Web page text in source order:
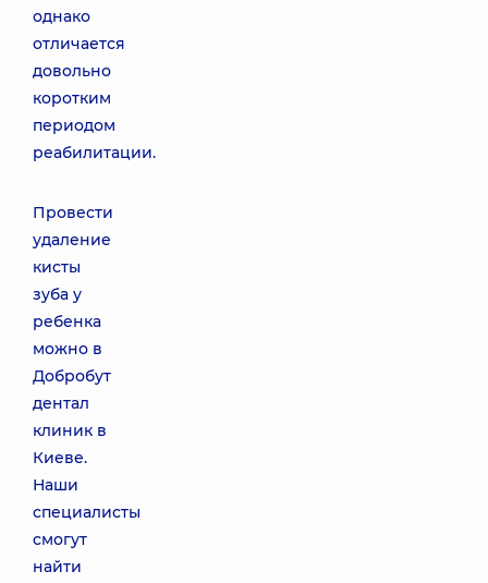
однако
отличается
довольно
коротким
периодом
реабилитации.
Провести
удаление
кисты
зуба у
ребенка
можно в
Добробут
дентал
клиник в
Киеве.
Наши
специалисты
смогут
найти